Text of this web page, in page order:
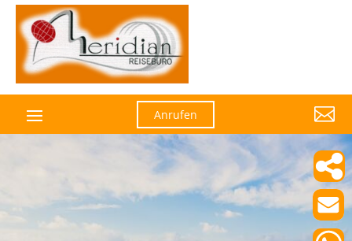
Anrufen 